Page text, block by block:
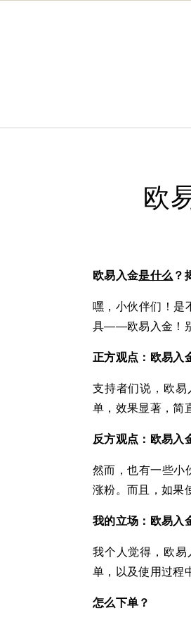
欧
欧易入金是什么 ？
嘿，小伙伴们！是
具——欧易入金！
正方观点：欧易入
支持者们说，欧易
单，效果显著，简
反方观点：欧易入
然而，也有一些小
涨粉。而且，如果
我的立场：欧易入
我个人觉得，欧
单，以及使用过程
怎么下单？